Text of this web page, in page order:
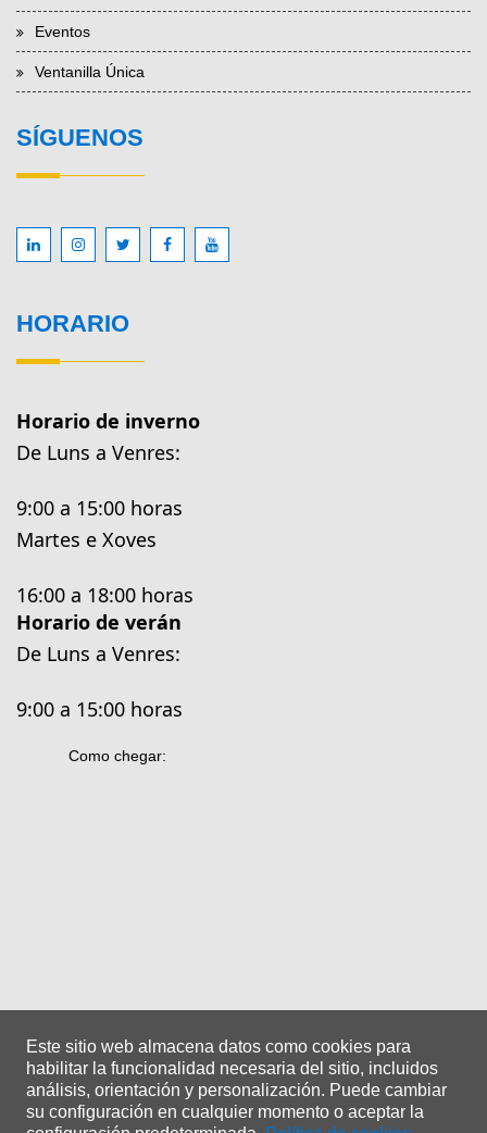
Este sitio web almacena datos como cookies para
habilitar la funcionalidad necesaria del sitio, incluidos
análisis, orientación y personalización. Puede cambiar
su configuración en cualquier momento o aceptar la
Eventos
Ventanilla Única
SÍGUENOS
HORARIO
Horario de inverno
De Luns a Venres:
9:00 a 15:00 horas
Martes e Xoves
16:00 a 18:00 horas
Horario de verán
De Luns a Venres:
9:00 a 15:00 horas
Como chegar: